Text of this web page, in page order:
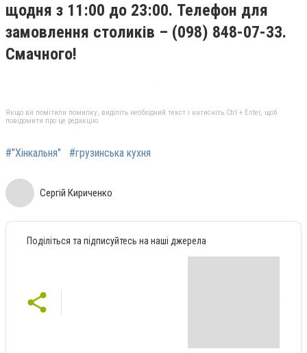
щодня з 11:00 до 23:00. Телефон для
замовлення столиків – (098) 848-07-33.
Смачного!
Якщо ви помітили помилку, виділіть необхідний текст і натисніть Ctrl + Enter, щоб
повідомити про це редакцію
#"Хінкальня" #грузинська кухня
Сергій Кириченко
Поділіться та підписуйтесь на наші джерела